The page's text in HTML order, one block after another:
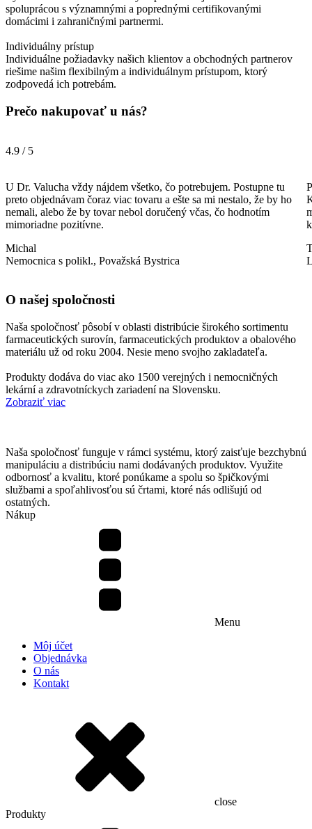
spoluprácou s významnými a poprednými certifikovanými
domácimi i zahraničnými partnermi.
Individuálny prístup
Individuálne požiadavky našich klientov a obchodných partnerov
riešime našim flexibilným a individuálnym prístupom, ktorý
zodpovedá ich potrebám.
Prečo nakupovať u nás?
4.9 / 5
U Dr. Valucha vždy nájdem všetko, čo potrebujem. Postupne tu
preto objednávam čoraz viac tovaru a ešte sa mi nestalo, že by ho
nemali, alebo že by tovar nebol doručený včas, čo hodnotím
mimoriadne pozitívne.
Michal
Nemocnica s polikl., Považská Bystrica
O našej spoločnosti
Naša spoločnosť pôsobí v oblasti distribúcie širokého sortimentu
farmaceutických surovín, farmaceutických produktov a obalového
materiálu už od roku 2004. Nesie meno svojho zakladateľa.
Produkty dodáva do viac ako 1500 verejných i nemocničných
lekární a zdravotníckych zariadení na Slovensku.
Zobraziť viac
Naša spoločnosť funguje v rámci systému, ktorý zaisťuje bezchybnú
manipuláciu a distribúciu nami dodávaných produktov. Využite
odbornosť a kvalitu, ktoré ponúkame a spolu so špičkovými
službami a spoľahlivosťou sú črtami, ktoré nás odlišujú od
ostatných.
Nákup
Menu
Môj účet
Objednávka
O nás
Kontakt
close
Produkty